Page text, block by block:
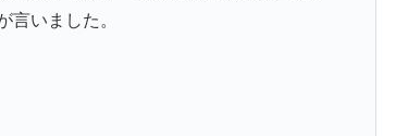
言いました。